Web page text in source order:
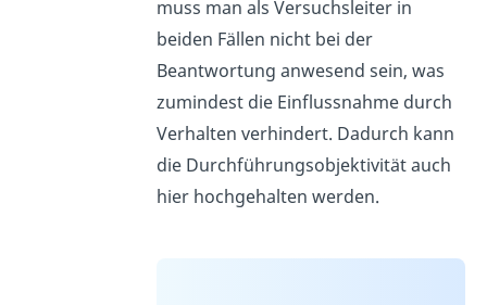
muss man als Versuchsleiter in
beiden Fällen nicht bei der
Beantwortung anwesend sein, was
zumindest die Einflussnahme durch
Verhalten verhindert. Dadurch kann
die Durchführungsobjektivität auch
hier hochgehalten werden.